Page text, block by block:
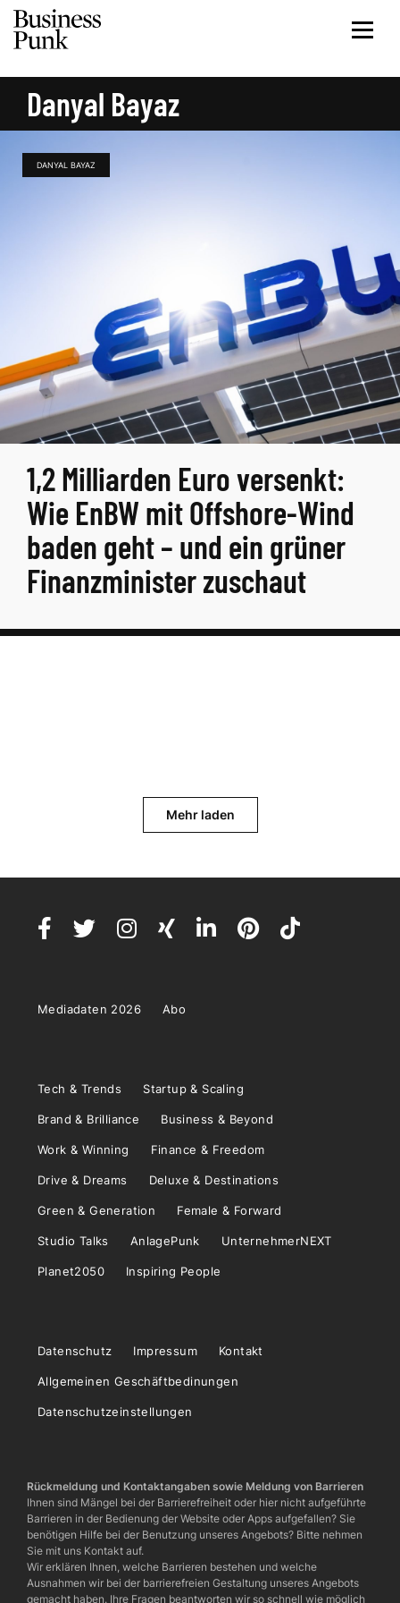
Danyal Bayaz
DANYAL BAYAZ
1,2 Milliarden Euro versenkt:
Wie EnBW mit Offshore-Wind
baden geht – und ein grüner
Finanzminister zuschaut
Mehr laden
Mediadaten 2026 Abo
Tech & Trends Startup & Scaling
Brand & Brilliance Business & Beyond
Work & Winning Finance & Freedom
Drive & Dreams Deluxe & Destinations
Green & Generation Female & Forward
Studio Talks AnlagePunk UnternehmerNEXT
Planet2050 Inspiring People
Datenschutz Impressum Kontakt
Allgemeinen Geschäftbedinungen
Datenschutzeinstellungen
Rückmeldung und Kontaktangaben sowie Meldung von Barrieren
Ihnen sind Mängel bei der Barrierefreiheit oder hier nicht aufgeführte
Barrieren in der Bedienung der Website oder Apps aufgefallen? Sie
benötigen Hilfe bei der Benutzung unseres Angebots? Bitte nehmen
Sie mit uns Kontakt auf.
Wir erklären Ihnen, welche Barrieren bestehen und welche
Ausnahmen wir bei der barrierefreien Gestaltung unseres Angebots
gemacht haben. Ihre Fragen beantworten wir so schnell wie möglich